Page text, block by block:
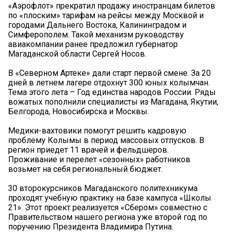
«Аэрофлот» прекратил продажу иностранцам билетов
по «плоским» тарифам на рейсы между Москвой и
городами Дальнего Востока, Калининградом и
Симферополем. Такой механизм руководству
авиакомпании ранее предложил губернатор
Магаданской области Сергей Носов.
В «Северном Артеке» дали старт первой смене. За 20
дней в летнем лагере отдохнут 300 юных колымчан.
Тема этого лета – Год единства народов России. Ряды
вожатых пополнили специалисты из Магадана, Якутии,
Белгорода, Новосибирска и Москвы.
Медики-вахтовики помогут решить кадровую
проблему Колымы в период массовых отпусков. В
регион приедет 11 врачей и фельдшеров.
Проживание и перелет «сезонных» работников
возьмет на себя региональный бюджет.
30 второкурсников Магаданского политехникума
проходят учебную практику на базе кампуса «Школы
21». Этот проект реализуется «Сбером» совместно с
Правительством нашего региона уже второй год по
поручению Президента Владимира Путина.